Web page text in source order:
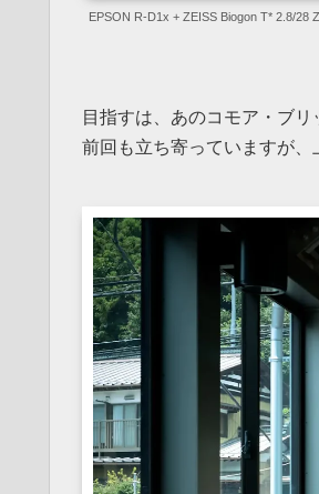
EPSON R-D1x + ZEISS Biogon T* 2.8/28
目指すは、あのコモア・ブリ
前回も立ち寄っていますが、